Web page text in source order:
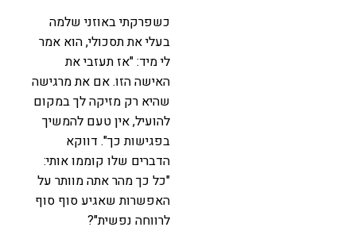
כשפרקתי באוזני שלמה
בעלי את תסכולי, הוא אמר
לי מיד: "אז תעזבי את
האישה הזו. אם את מרגישה
שהיא רק מזיקה לך במקום
להועיל, אין טעם להמשיך
בפגישות כך". דווקא
הדברים שלו קוממו אותי:
"כל כך מהר אתה מוותר על
האפשרות שאגיע סוף סוף
לרווחה נפשית"?